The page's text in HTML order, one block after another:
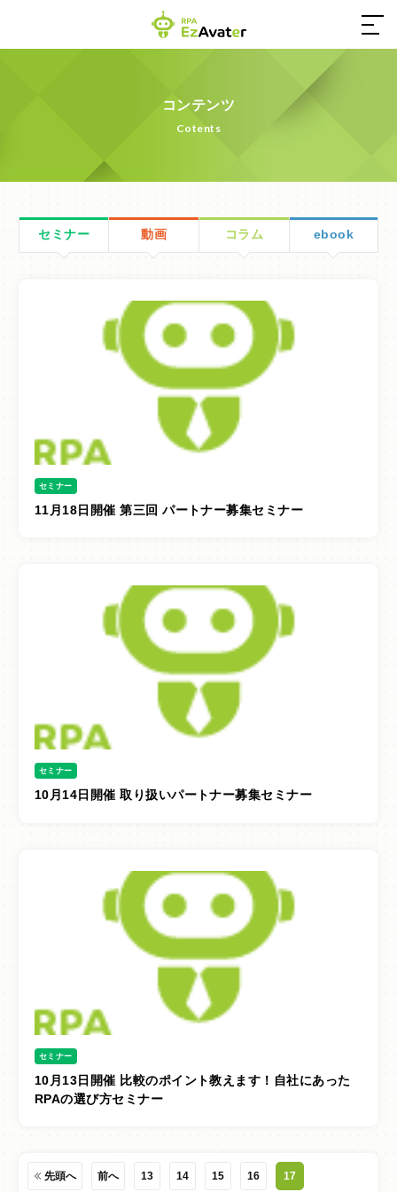
03-4550-0555
EzAvaterとは
よくあるご質問
パートナー
セミナー申し込み
会社概要
プライバシーポリシー
コンテンツ
Cotents
セミナー 動画 コラム ebook
セミナー
11月18日開催 第三回 パートナー募集セミナー
セミナー
10月14日開催 取り扱いパートナー募集セミナー
セミナー
10月13日開催 比較のポイント教えます！自社にあった
RPAの選び方セミナー
先頭へ 前へ 13 14 15 16 17